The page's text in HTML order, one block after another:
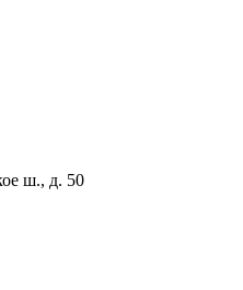
ш., д. 50